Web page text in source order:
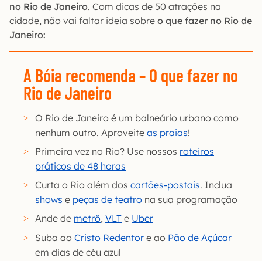
no Rio de Janeiro. Com dicas de 50 atrações na
cidade, não vai faltar ideia sobre o que fazer no Rio de
Janeiro:
A Bóia recomenda– O que fazer no
Rio de Janeiro
O Rio de Janeiro é um balneário urbano como
nenhum outro. Aproveite as praias!
Primeira vez no Rio? Use nossos roteiros
práticos de 48 horas
Curta o Rio além dos cartões-postais. Inclua
shows e peças de teatro na sua programação
Ande de metrô, VLT e Uber
Suba ao Cristo Redentor e ao Pão de Açúcar
em dias de céu azul